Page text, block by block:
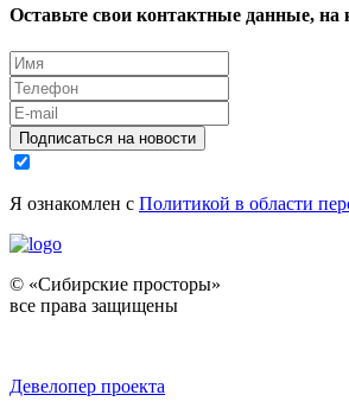
Оставьте свои контактные данные,
Подписаться на новости
Я ознакомлен с Политикой в области
© «Сибирские просторы»
все права защищены
Девелопер проекта